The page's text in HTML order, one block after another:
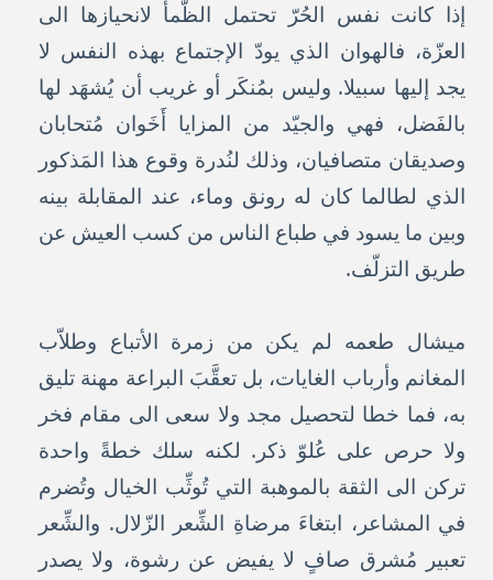
إذا كانت نفس الحُرّ تحتمل الظَّمأ لانحيازها الى
العزّة، فالهوان الذي يودّ الإجتماع بهذه النفس لا
يجد إليها سبيلا. وليس بمُنكَر أو غريب أن يُشهَد لها
بالفَضل، فهي والجيّد من المزايا أَخَوان مُتحابان
وصديقان متصافيان، وذلك لنُدرة وقوع هذا المَذكور
الذي لطالما كان له رونق وماء، عند المقابلة بينه
وبين ما يسود في طباع الناس من كسب العيش عن
طريق التزلّف.
ميشال طعمه لم يكن من زمرة الأتباع وطلاّب
المغانم وأرباب الغايات، بل تعقَّبَ البراعة مهنة تليق
به، فما خطا لتحصيل مجد ولا سعى الى مقام فخر
ولا حرص على عُلوّ ذكر. لكنه سلك خطةً واحدة
تركن الى الثقة بالموهبة التي تُوثِّب الخيال وتُضرم
في المشاعر، ابتغاءَ مرضاةِ الشِّعر الزّلال. والشِّعر
تعبير مُشرق صافٍ لا يفيض عن رشوة، ولا يصدر